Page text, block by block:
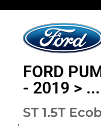
FORD
- 2019 > ...
ST 1.5T